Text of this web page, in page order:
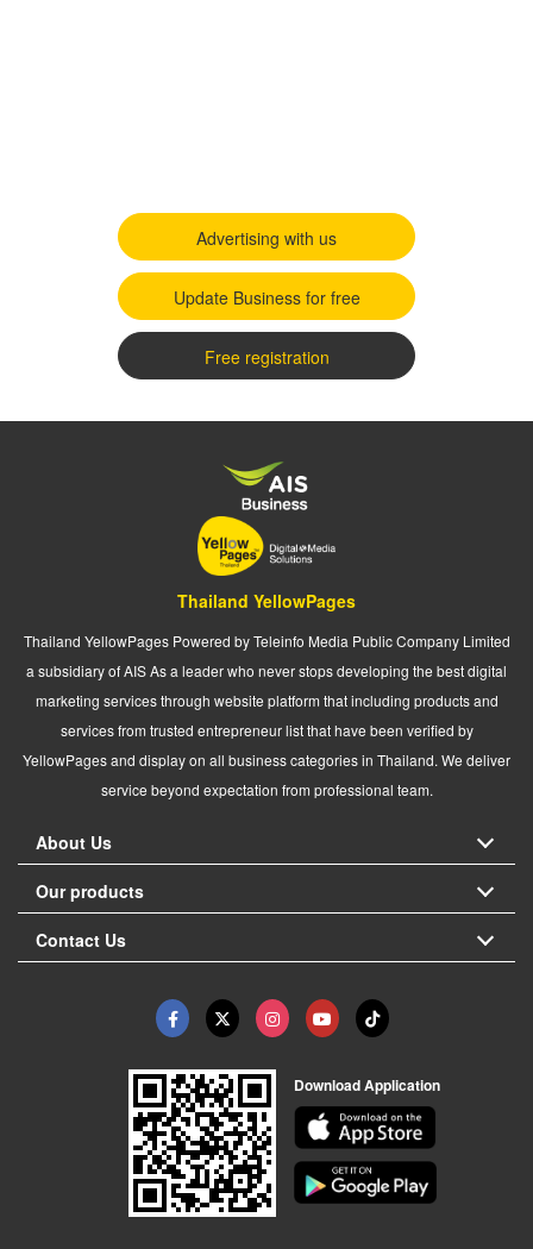
Advertising with us
Update Business for free
Free registration
Thailand YellowPages
Thailand YellowPages Powered by Teleinfo Media Public Company Limited
a subsidiary of AIS As a leader who never stops developing the best digital
marketing services through website platform that including products and
services from trusted entrepreneur list that have been verified by
YellowPages and display on all business categories in Thailand. We deliver
service beyond expectation from professional team.
About Us
Our products
Contact Us
Download Application